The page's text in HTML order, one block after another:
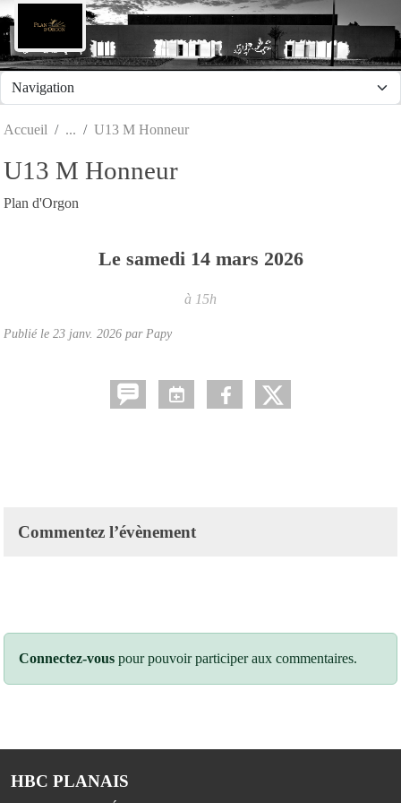
Accueil U13 M Honneur
U13 M Honneur
Plan d'Orgon
Le samedi 14 mars 2026
à 15h
Publié le 23 janv. 2026 par Papy
Commentez l’évènement
Connectez-vous pour pouvoir participer aux commentaires.
HBC PLANAIS
Panneau de gestion des cookies